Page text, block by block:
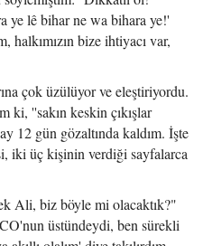
ye lê bihar ne wa bihara ye!'
bize ihtiyacı var,
çok üzülüyor ve eleştiriyordu.
ki, ''sakın keskin çıkışlar
12 gün gözaltında kaldım. İşte
iki üç kişinin verdiği sayfalarca
Ali, biz böyle mi olacaktık?"
üstündeydi, ben sürekli